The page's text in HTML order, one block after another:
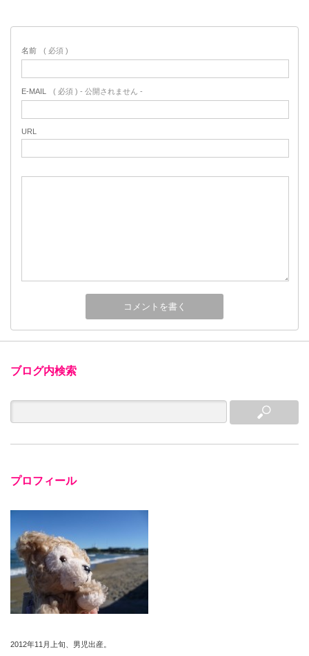
名前 ( 必須 )
E-MAIL ( 必須 ) - 公開されません -
URL
ブログ内検索
プロフィール
2012年11月上旬、男児出産。